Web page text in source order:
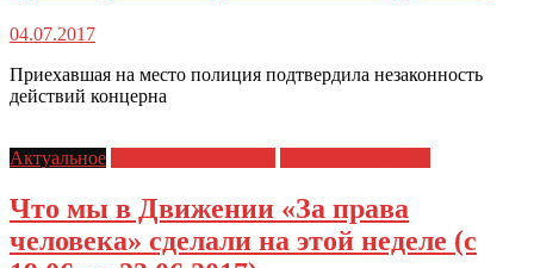
04.07.2017
Приехавшая на место полиция подтвердила незаконность
действий концерна
Актуальное
Что мы в Движении «За права
человека» сделали на этой неделе (с